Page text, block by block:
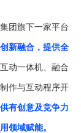
团旗下一家平台
新融合，提供全
动一体机、融合
作与互动程序开
有创意及竞争力
领域赋能。